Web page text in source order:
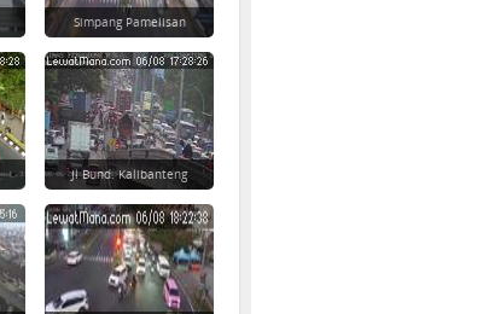
Simpang Pamelisan
Jl Bund. Kalibanteng